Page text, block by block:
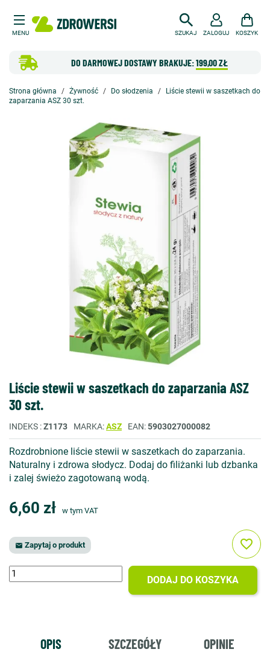
MENU SZUKAJ
DO DARMOWEJ DOSTAWY BRAKUJE:199,00 ZŁ
ZALOGUJ KOSZYK
Strona główna Żywność Do słodzenia
Liście stewii w saszetkach do
zaparzania ASZ 30 szt.
Liście stewii w saszetkach do zaparzania ASZ
30 szt.
INDEKS Z1173 MARKA ASZ EAN 5903027000082
Rozdrobnione liście stewii w saszetkach do zaparzania.
Naturalny i zdrowa słodycz. Dodaj do filiżanki lub dzbanka
i zalej świeżo zagotowaną wodą.
6,60 zł w tym VAT
 Zapytaj o produkt
DODAJ DO KOSZYKA
favorite_border
OPIS SZCZEGÓŁY OPINIE